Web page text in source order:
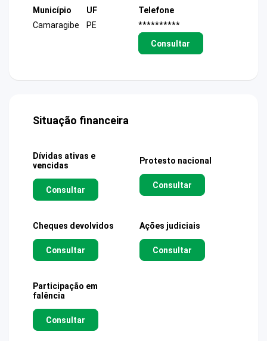
Município
Camaragibe
UF
PE
Telefone
**********
Consultar
Situação financeira
Dívidas ativas e
vencidas
Consultar
Protesto nacional
Consultar
Cheques devolvidos
Consultar
Ações judiciais
Consultar
Participação em
falência
Consultar